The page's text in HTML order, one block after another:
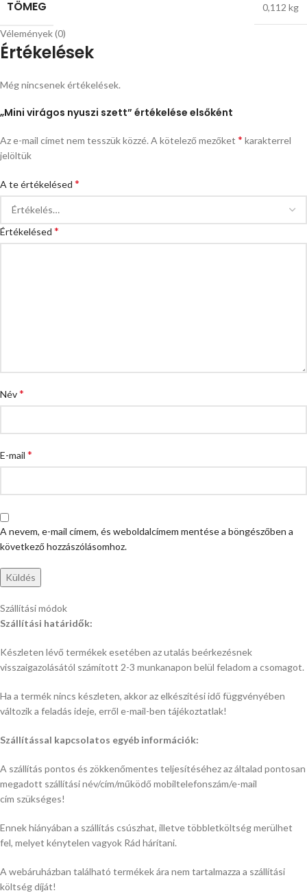
TÖMEG 0,112 kg
Vélemények (0)
Értékelések
Még nincsenek értékelések.
„Mini virágos nyuszi szett” értékelése elsőként
Az e-mail címet nem tesszük közzé. A kötelező mezőket * karakterrel
jelöltük
A te értékelésed *
Értékelésed *
Név*
E-mail *
A nevem, e-mail címem, és weboldalcímem mentése a böngészőben a
következő hozzászólásomhoz.
Szállítási módok
Szállítási határidők:
Készleten lévő termékek esetében az utalás beérkezésnek
visszaigazolásától számított 2-3 munkanapon belül feladom a csomagot.
Ha a termék nincs készleten, akkor az elkészítési idő függvényében
változik a feladás ideje, erről e-mail-ben tájékoztatlak!
Szállítással kapcsolatos egyéb információk:
A szállítás pontos és zökkenőmentes teljesítéséhez az általad pontosan
megadott szállítási név/cím/működő mobiltelefonszám/e-mail
cím szükséges!
Ennek hiányában a szállítás csúszhat, illetve többletköltség merülhet
fel, melyet kénytelen vagyok Rád hárítani.
A webáruházban található termékek ára nem tartalmazza a szállítási
költség díját!